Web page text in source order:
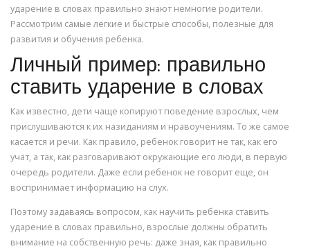
ударение в словах правильно знают немногие родители.
Рассмотрим самые легкие и быстрые способы, полезные для
развития и обучения ребенка.
Личный пример: правильно
ставить ударение в словах
Как известно, дети чаще копируют поведение взрослых, чем
прислушиваются к их назиданиям и нравоучениям. То же самое
касается и речи. Как правило, ребенок говорит не так, как его
учат, а так, как разговаривают окружающие его люди, в первую
очередь родители. Даже если ребенок не говорит еще, он
воспринимает информацию на слух.
Поэтому задаваясь вопросом, как научить ребенка ставить
ударение в словах правильно, взрослые должны обратить
внимание на собственную речь: даже зная, как правильно